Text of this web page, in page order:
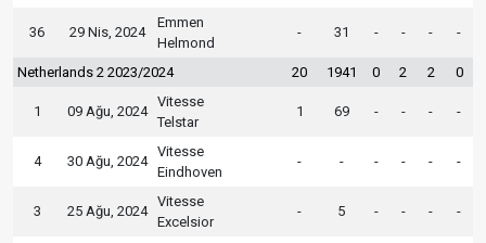
36 29 Nis, 2024
Emmen
Helmond
- 31 - - - -
Netherlands 2 2023/2024 20 1941 0 2 2 0
1 09 Ağu, 2024
Vitesse
Telstar
1 69 - - - -
4 30 Ağu, 2024
Vitesse
Eindhoven
- - - - - -
3 25 Ağu, 2024
Vitesse
Excelsior
- 5 - - - -